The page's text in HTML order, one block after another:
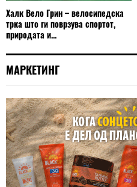
Халк Вело Грин – велосипедска
трка што ги поврзува спортот,
природата и...
МАРКЕТИНГ